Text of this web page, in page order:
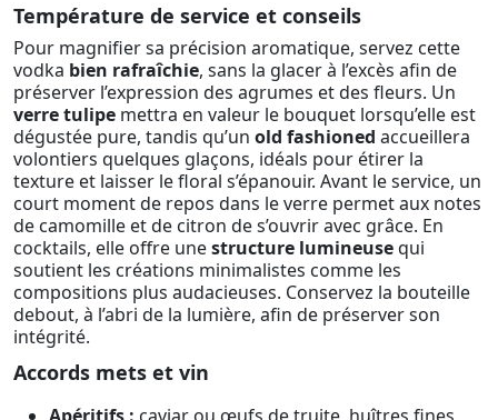
Température de service et conseils
Pour magnifier sa précision aromatique, servez cette
vodka bien rafraîchie, sans la glacer à l’excès afin de
préserver l’expression des agrumes et des fleurs. Un
verre tulipe mettra en valeur le bouquet lorsqu’elle est
dégustée pure, tandis qu’un old fashioned accueillera
volontiers quelques glaçons, idéals pour étirer la
texture et laisser le floral s’épanouir. Avant le service, un
court moment de repos dans le verre permet aux notes
de camomille et de citron de s’ouvrir avec grâce. En
cocktails, elle offre unestructure lumineusequi
soutient les créations minimalistes comme les
compositions plus audacieuses. Conservez la bouteille
debout, à l’abri de la lumière, afin de préserver son
intégrité.
Accords mets et vin